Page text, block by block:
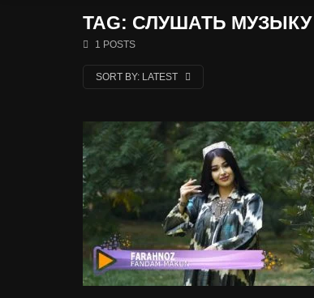
TAG: СЛУШАТЬ МУЗЫКУ
1 POSTS
SORT BY: LATEST